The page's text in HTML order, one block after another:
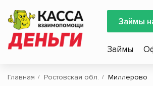
Займы
Займы
Главная Ростовская обл. Миллерово